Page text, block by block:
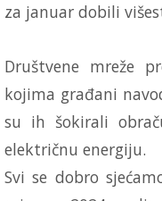
za januar dobili
Društvene mreže
kojima građani
su ih šokirali
električnu energiju.
Svi se dobro